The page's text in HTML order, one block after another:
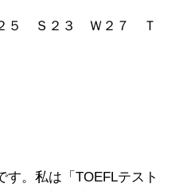
５ Ｓ２３ Ｗ２７ Ｔ
。私は「TOEFLテスト